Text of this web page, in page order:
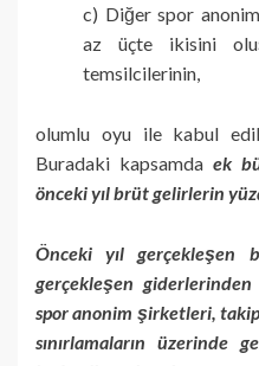
c) Diğer spor
az üçte ikisini
temsilcilerinin,
olumlu oyu ile kabul
Buradaki kapsamda ek
önceki yıl brüt gelirlerin
Önceki yıl gerçekleşen
gerçekleşen
spor anonim şirketleri,
sınırlamaların üzerinde